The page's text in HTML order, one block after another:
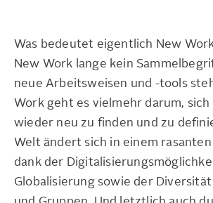
Was bedeutet eigentlich New
New Work lange kein
neue Arbeitsweisen und -tools
Work geht es vielmehr darum,
wieder neu zu finden und zu
Welt ändert sich in einem rasanten
dank der
Globalisierung sowie der